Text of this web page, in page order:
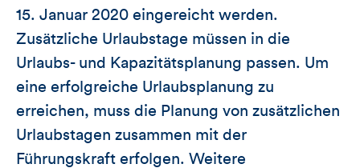
15. Januar 2020 eingereicht werden.
Zusätzliche Urlaubstage müssen in die
Urlaubs- und Kapazitätsplanung passen. Um
eine erfolgreiche Urlaubsplanung zu
erreichen, muss die Planung von zusätzlichen
Urlaubstagen zusammen mit der
Führungskraft erfolgen. Weitere